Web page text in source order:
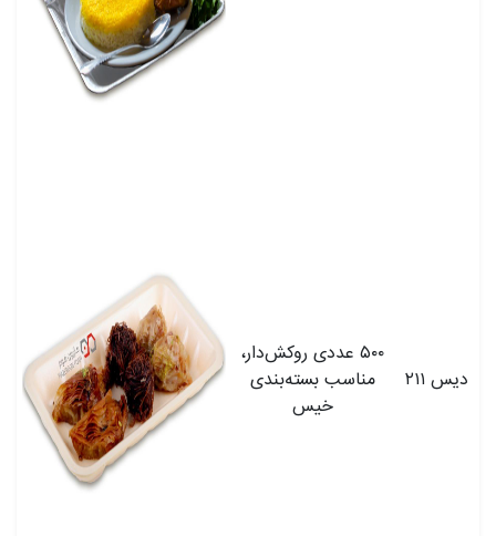
دیس ۲۱۱
۵۰۰ عددی روکش‌دار،
مناسب بسته‌بندی
خیس